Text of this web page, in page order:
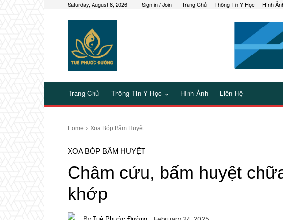
Saturday, August 8, 2026 Sign in / Join Trang Chủ Thông Tin Y Học Hình
Trang Chủ Thông Tin Y Học Hình Ảnh Liên Hệ
Home Xoa Bóp Bấm Huyệt
XOA BÓP BẤM HUYỆT
Châm cứu, bấm huyệt
khớp